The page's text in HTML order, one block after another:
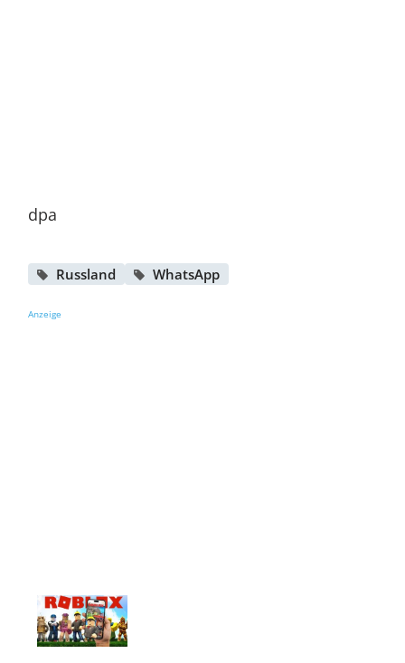
dpa
Russland WhatsApp
Anzeige